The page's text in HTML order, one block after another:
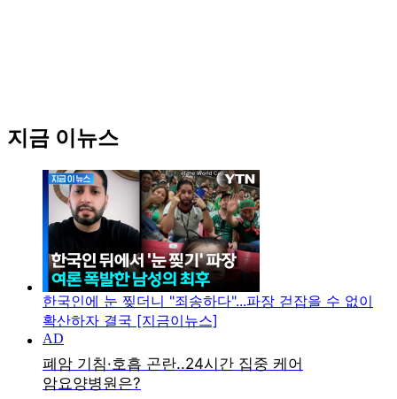
지금 이뉴스
한국인에 눈 찢더니 "죄송하다"...파장 걷잡을 수 없이
확산하자 결국 [지금이뉴스]